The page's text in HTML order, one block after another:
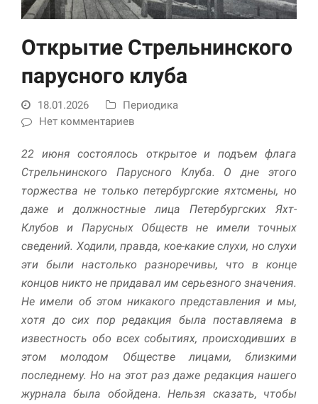
Открытие Стрельнинского
парусного клуба
18.01.2026
Периодика
Нет комментариев
22 июня состоялось открытое и подъем флага
Стрельнинского Парусного Клуба. О дне этого
торжества не только петербургские яхтсмены, но
даже и должностные лица Петербургских Яхт-
Клубов и Парусных Обществ не имели точных
сведений. Ходили, правда, кое-какие слухи, но слухи
эти были настолько разноречивы, что в конце
концов никто не придавал им серьезного значения.
Не имели об этом никакого представления и мы,
хотя до сих пор редакция была поставляема в
известность обо всех событиях, происходивших в
этом молодом Обществе лицами, близкими
последнему. Но на этот раз даже редакция нашего
журнала была обойдена. Нельзя сказать, чтобы
Использование
этих файлов cookie
обязательно. Они
необходимы для
функционирования
веб-сайта.
Статистика и
аналитика
Для того чтобы
улучшить
функциональность
сайта, исходя из
того, как он
используется.